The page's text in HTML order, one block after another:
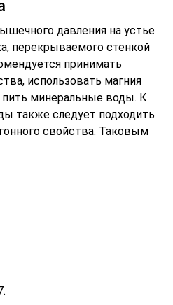
давления на устье
перекрываемого стенкой
принимать
использовать магния
пить минеральные воды. К
также следует подходить
свойства. Таковым